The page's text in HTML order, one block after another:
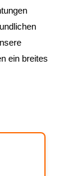
ein breites